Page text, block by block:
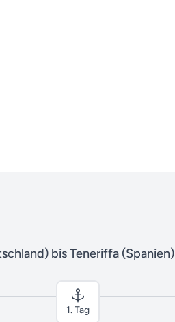
bis Teneriffa (Spanien)
1. Tag